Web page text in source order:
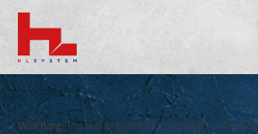
Warning: Invalid argument supplied for